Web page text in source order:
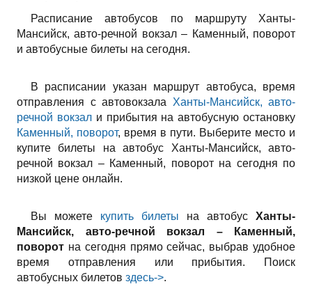
Расписание автобусов по маршруту Ханты-
Мансийск, авто-речной вокзал – Каменный, поворот
и автобусные билеты на сегодня.
В расписании указан маршрут автобуса, время
отправления с автовокзала Ханты-Мансийск, авто-
речной вокзали прибытия на автобусную остановку
Каменный, поворот, время в пути. Выберите место и
купите билеты на автобус Ханты-Мансийск, авто-
речной вокзал – Каменный, поворот на сегодня по
низкой цене онлайн.
Вы можете купить билеты на автобус Ханты-
Мансийск, авто-речной вокзал – Каменный,
поворот на сегодня прямо сейчас, выбрав удобное
время отправления или прибытия. Поиск
автобусных билетов здесь->.